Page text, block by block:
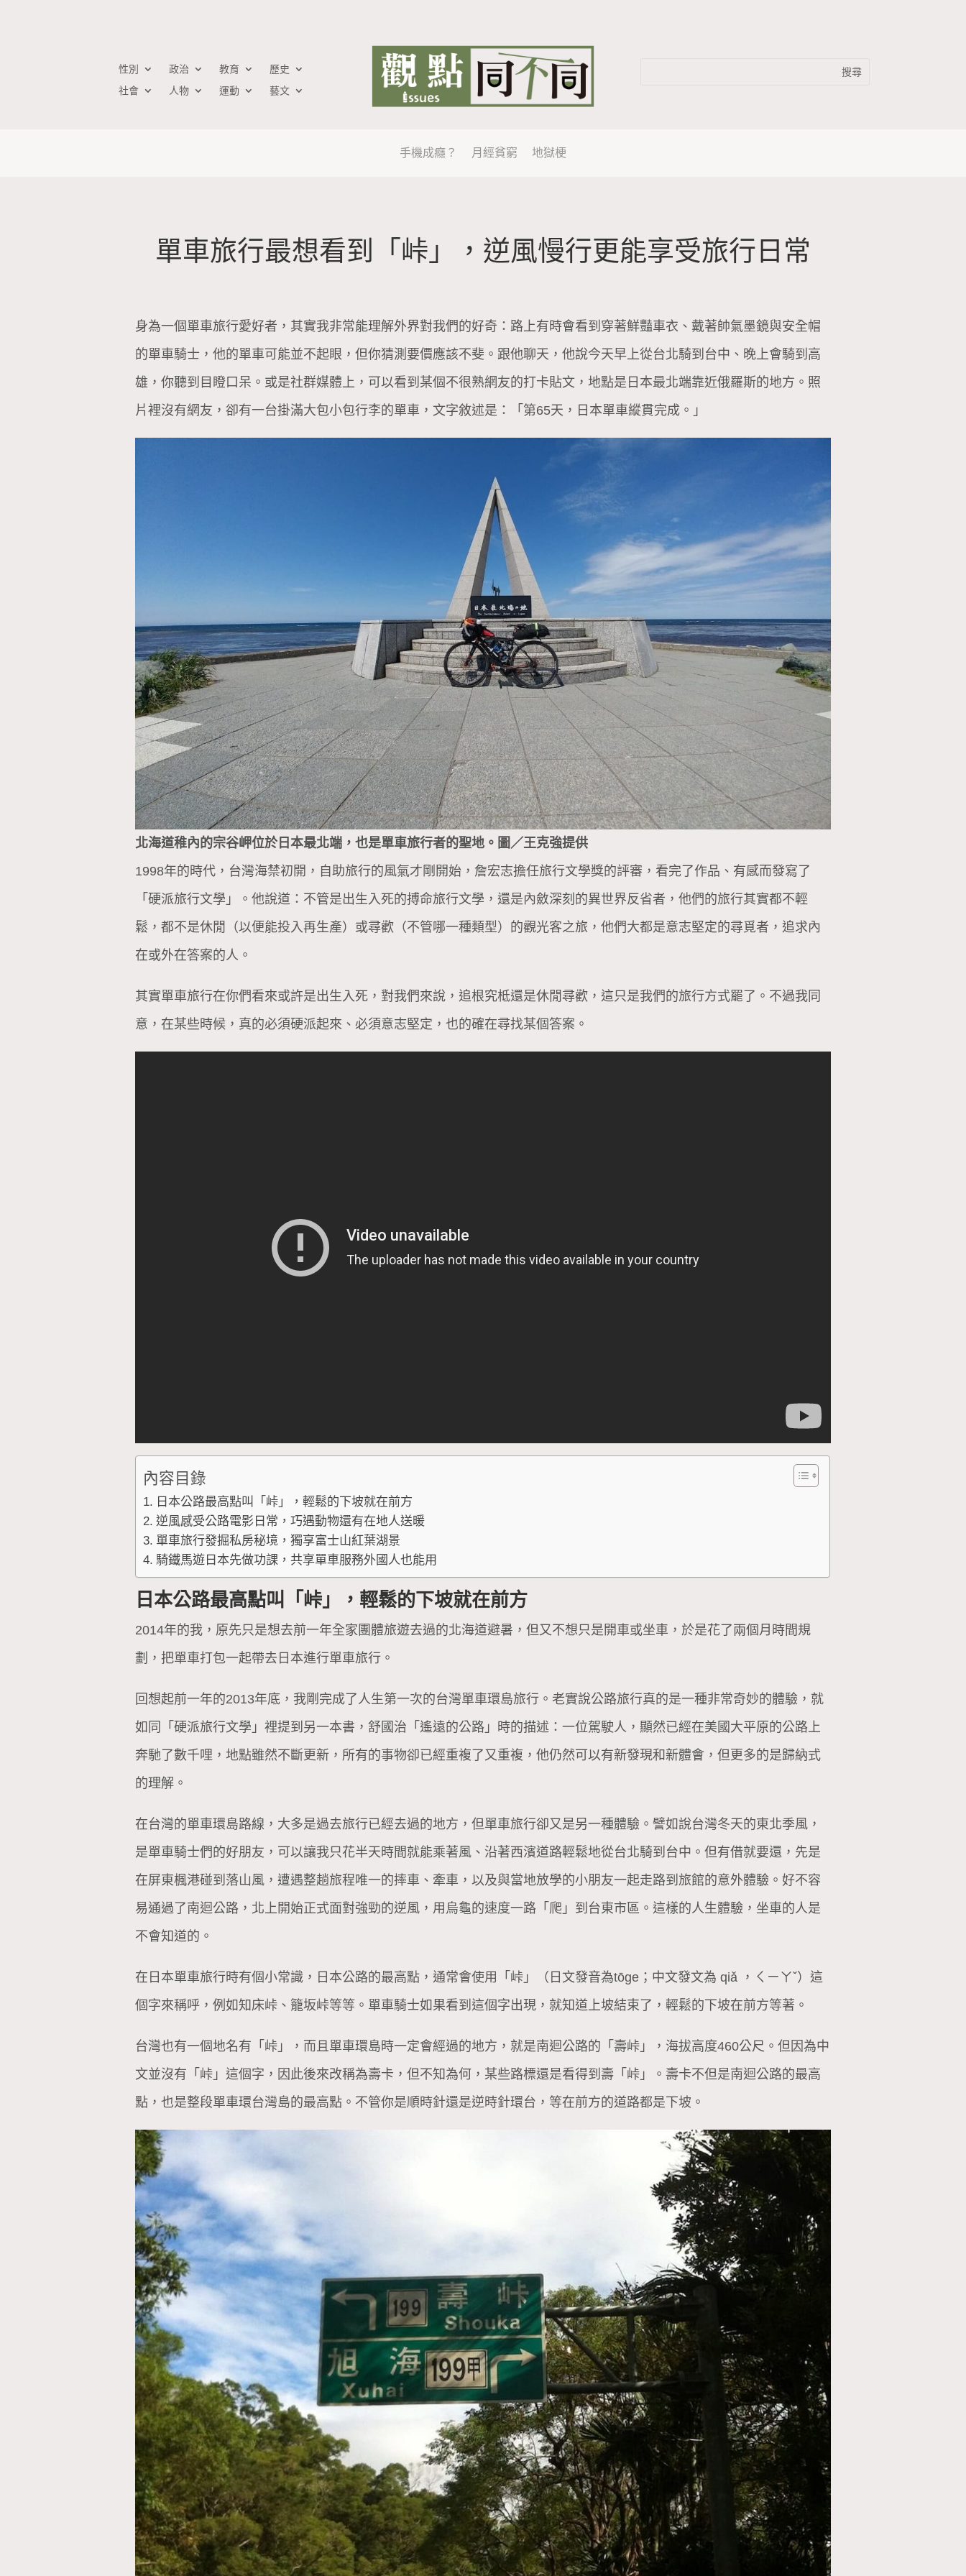
性別 政治 教育
歷史
社會
人物 運動 藝文
手機成癮？ 月經貧窮 地獄梗
單車旅行最想看到「峠」，逆風慢行更能享受旅行日常
身為一個單車旅行愛好者，其實我非常能理解外界對我們的好奇：路上有時會看到穿著鮮豔車衣、戴著帥氣墨鏡與安全帽
的單車騎士，他的單車可能並不起眼，但你猜測要價應該不斐。跟他聊天，他說今天早上從台北騎到台中、晚上會騎到高
雄，你聽到目瞪口呆。或是社群媒體上，可以看到某個不很熟網友的打卡貼文，地點是日本最北端靠近俄羅斯的地方。照
片裡沒有網友，卻有一台掛滿大包小包行李的單車，文字敘述是：「第65天，日本單車縱貫完成。」
北海道稚內的宗谷岬位於日本最北端，也是單車旅行者的聖地。圖／王克強提供
1998年的時代，台灣海禁初開，自助旅行的風氣才剛開始，詹宏志擔任旅行文學獎的評審，看完了作品、有感而發寫了
「硬派旅行文學」。他說道：不管是出生入死的搏命旅行文學，還是內斂深刻的異世界反省者，他們的旅行其實都不輕
鬆，都不是休閒（以便能投入再生產）或尋歡（不管哪一種類型）的觀光客之旅，他們大都是意志堅定的尋覓者，追求內
在或外在答案的人。
其實單車旅行在你們看來或許是出生入死，對我們來說，追根究柢還是休閒尋歡，這只是我們的旅行方式罷了。不過我同
意，在某些時候，真的必須硬派起來、必須意志堅定，也的確在尋找某個答案。
內容目錄
日本公路最高點叫「峠」，輕鬆的下坡就在前方
逆風感受公路電影日常，巧遇動物還有在地人送暖
單車旅行發掘私房秘境，獨享富士山紅葉湖景
騎鐵馬遊日本先做功課，共享單車服務外國人也能用
日本公路最高點叫「峠」，輕鬆的下坡就在前方
2014年的我，原先只是想去前一年全家團體旅遊去過的北海道避暑，但又不想只是開車或坐車，於是花了兩個月時間規
劃，把單車打包一起帶去日本進行單車旅行。
回想起前一年的2013年底，我剛完成了人生第一次的台灣單車環島旅行。老實說公路旅行真的是一種非常奇妙的體驗，就
如同「硬派旅行文學」裡提到另一本書，舒國治「遙遠的公路」時的描述：一位駕駛人，顯然已經在美國大平原的公路上
奔馳了數千哩，地點雖然不斷更新，所有的事物卻已經重複了又重複，他仍然可以有新發現和新體會，但更多的是歸納式
的理解。
在台灣的單車環島路線，大多是過去旅行已經去過的地方，但單車旅行卻又是另一種體驗。譬如說台灣冬天的東北季風，
是單車騎士們的好朋友，可以讓我只花半天時間就能乘著風、沿著西濱道路輕鬆地從台北騎到台中。但有借就要還，先是
在屏東楓港碰到落山風，遭遇整趟旅程唯一的摔車、牽車，以及與當地放學的小朋友一起走路到旅館的意外體驗。好不容
易通過了南迴公路，北上開始正式面對強勁的逆風，用烏龜的速度一路「爬」到台東市區。這樣的人生體驗，坐車的人是
不會知道的。
在日本單車旅行時有個小常識，日本公路的最高點，通常會使用「峠」（日文發音為tōge；中文發文為 qiǎ ，ㄑㄧㄚˇ）這
個字來稱呼，例如知床峠、籠坂峠等等。單車騎士如果看到這個字出現，就知道上坡結束了，輕鬆的下坡在前方等著。
台灣也有一個地名有「峠」，而且單車環島時一定會經過的地方，就是南迴公路的「壽峠」，海拔高度460公尺。但因為中
文並沒有「峠」這個字，因此後來改稱為壽卡，但不知為何，某些路標還是看得到壽「峠」。壽卡不但是南迴公路的最高
點，也是整段單車環台灣島的最高點。不管你是順時針還是逆時針環台，等在前方的道路都是下坡。